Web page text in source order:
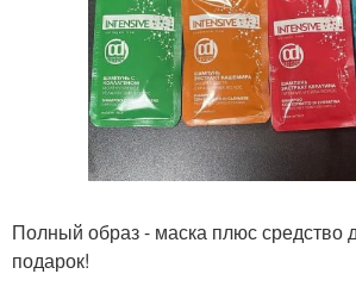
Полный образ - маска плюс средство
подарок!